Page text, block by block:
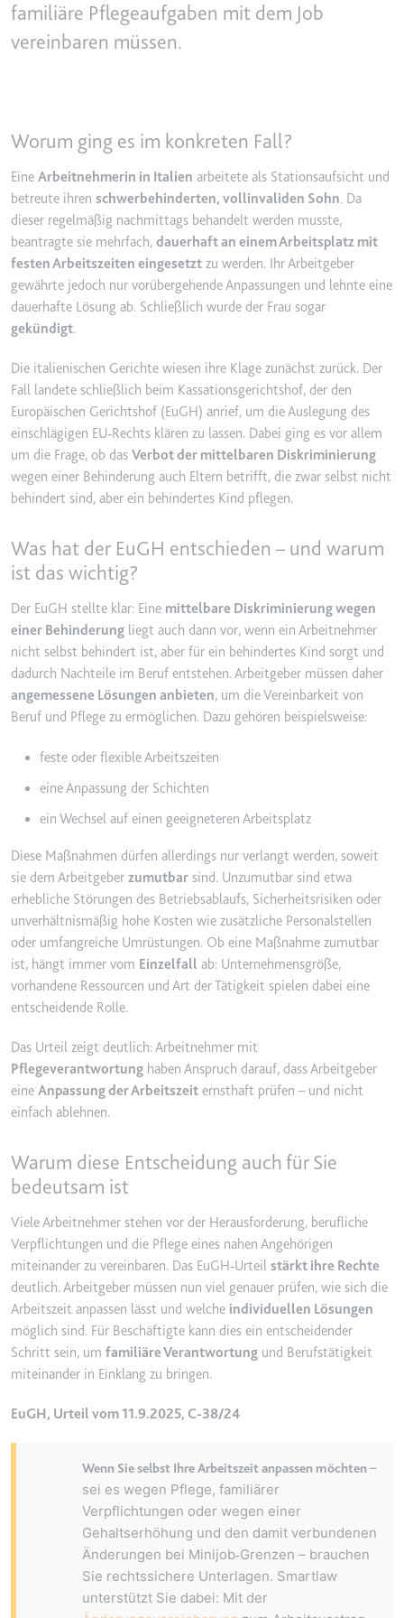
Zweck:
Wird verwendet, um Daten zu
Google Analytics über das Gerät
Ablauf:
2 Jahre
Typ:
HTTP-Cookie
_ga_#
Anbieter:
smartlaw.de
Zweck:
Wird verwendet, um Daten zu
Google Analytics über das Gerät
über Geräte und Marketingkanäle
hinweg.
Ablauf:
2 Jahre
Typ:
HTTP-Cookie
Anbieter:
smartlaw.de
Zweck:
Wird verwendet, um die Effizienz
zu messen, indem Daten über die
Conversion-Rate der Anzeigen der
Website über mehrere Websites
hinweg gesammelt werden.
Ablauf:
3 Monate
Typ:
HTTP-Cookie
_gcl_ls
Anbieter:
www.googletagmanager.com
zwischen dem Nutzer und den
Werbebannern auf der Website -
Dies dient der Optimierung der
Relevanz der Werbung auf der
Website.
Ablauf:
Beständig
Typ:
HTML Local Storage
__Secure-ROLLOUT_TOKEN
Anbieter:
youtube.com
Zweck:
eingebetteten Inhalten zu
verfolgen.
Typ:
HTTP-Cookie
__Secure-YEC
Anbieter:
youtube.com
Zweck:
Speichert die
Benutzereinstellungen beim Abruf
eines auf anderen Webseiten
integrierten Youtube-Videos
Typ:
HTTP-Cookie
__Secure-YNID
Anbieter:
youtube.com
Zweck:
Wird verwendet, um die
Interaktion der Nutzer mit
YouTube-Videos zu schätzen.
Ablauf:
180 Tage
YSC
Zweck:
Registriert eine eindeutige ID, um
Statistiken der Videos von
YouTube, die der Benutzer
gesehen hat, zu behalten.
Ablauf:
Sitzung
Typ:
HTTP-Cookie
familiäre Pflegeaufgaben mit dem Job
vereinbaren müssen.
Worum ging es im konkreten Fall?
Eine Arbeitnehmerin in Italien arbeitete als Stationsaufsicht und
betreute ihren schwerbehinderten, vollinvaliden Sohn. Da
dieser regelmäßig nachmittags behandelt werden musste,
beantragte sie mehrfach, dauerhaft an einem Arbeitsplatz mit
festen Arbeitszeiten eingesetzt zu werden. Ihr Arbeitgeber
gewährte jedoch nur vorübergehende Anpassungen und lehnte eine
dauerhafte Lösung ab. Schließlich wurde der Frau sogar
gekündigt.
Die italienischen Gerichte wiesen ihre Klage zunächst zurück. Der
Fall landete schließlich beim Kassationsgerichtshof, der den
Europäischen Gerichtshof (EuGH) anrief, um die Auslegung des
einschlägigen EU‑Rechts klären zu lassen. Dabei ging es vor allem
um die Frage, ob das Verbot der mittelbaren Diskriminierung
wegen einer Behinderung auch Eltern betrifft, die zwar selbst nicht
behindert sind, aber ein behindertes Kind pflegen.
Was hat der EuGH entschieden – und warum
ist das wichtig?
Der EuGH stellte klar: Eine mittelbare Diskriminierung wegen
einer Behinderung liegt auch dann vor, wenn ein Arbeitnehmer
nicht selbst behindert ist, aber für ein behindertes Kind sorgt und
dadurch Nachteile im Beruf entstehen. Arbeitgeber müssen daher
angemessene Lösungen anbieten, um die Vereinbarkeit von
Beruf und Pflege zu ermöglichen. Dazu gehören beispielsweise:
feste oder flexible Arbeitszeiten
eine Anpassung der Schichten
ein Wechsel auf einen geeigneteren Arbeitsplatz
Diese Maßnahmen dürfen allerdings nur verlangt werden, soweit
sie dem Arbeitgeber zumutbar sind. Unzumutbar sind etwa
erhebliche Störungen des Betriebsablaufs, Sicherheitsrisiken oder
unverhältnismäßig hohe Kosten wie zusätzliche Personalstellen
oder umfangreiche Umrüstungen. Ob eine Maßnahme zumutbar
ist, hängt immer vom Einzelfall ab: Unternehmensgröße,
vorhandene Ressourcen und Art der Tätigkeit spielen dabei eine
entscheidende Rolle.
Das Urteil zeigt deutlich: Arbeitnehmer mit
Pflegeverantwortung haben Anspruch darauf, dass Arbeitgeber
eine Anpassung der Arbeitszeit ernsthaft prüfen – und nicht
einfach ablehnen.
Warum diese Entscheidung auch für Sie
bedeutsam ist
Viele Arbeitnehmer stehen vor der Herausforderung, berufliche
Verpflichtungen und die Pflege eines nahen Angehörigen
miteinander zu vereinbaren. Das EuGH‑Urteil stärkt ihre Rechte
deutlich. Arbeitgeber müssen nun viel genauer prüfen, wie sich die
Arbeitszeit anpassen lässt und welche individuellen Lösungen
möglich sind. Für Beschäftigte kann dies ein entscheidender
Schritt sein, um familiäre Verantwortung und Berufstätigkeit
miteinander in Einklang zu bringen.
EuGH, Urteil vom 11.9.2025, C-38/24
Wenn Sie selbst Ihre Arbeitszeit anpassen möchten –
sei es wegen Pflege, familiärer
Verpflichtungen oder wegen einer
Gehaltserhöhung und den damit verbundenen
Änderungen bei Minijob‑Grenzen – brauchen
Sie rechtssichere Unterlagen. Smartlaw
unterstützt Sie dabei: Mit der